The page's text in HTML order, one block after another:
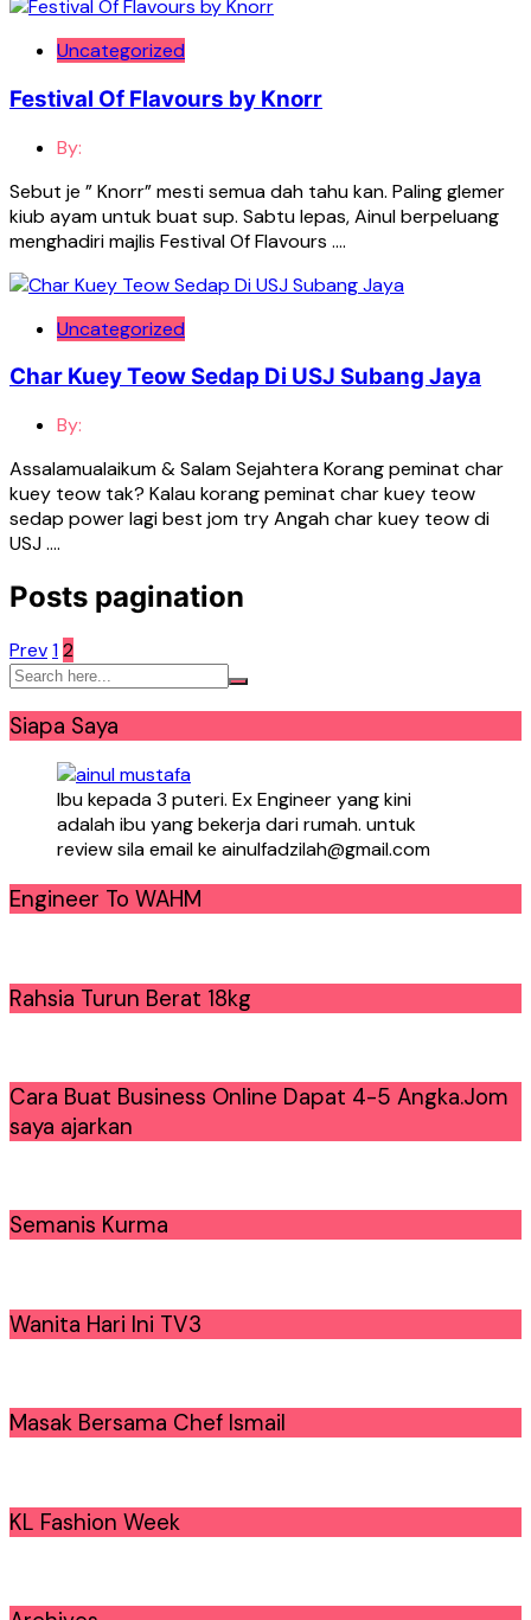
Uncategorized
Festival Of Flavours by Knorr
By:
Sebut je ” Knorr” mesti semua dah tahu kan. Paling glemer
kiub ayam untuk buat sup. Sabtu lepas, Ainul berpeluang
menghadiri majlis Festival Of Flavours ….
Uncategorized
Char Kuey Teow Sedap Di USJ Subang Jaya
By:
Assalamualaikum & Salam Sejahtera Korang peminat char
kuey teow tak? Kalau korang peminat char kuey teow
sedap power lagi best jom try Angah char kuey teow di
USJ ….
Posts pagination
Prev12
Siapa Saya
Ibu kepada 3 puteri. Ex Engineer yang kini
adalah ibu yang bekerja dari rumah. untuk
review sila email ke ainulfadzilah@gmail.com
Engineer To WAHM
Rahsia Turun Berat 18kg
Cara Buat Business Online Dapat 4-5 Angka.Jom
saya ajarkan
Semanis Kurma
Wanita Hari Ini TV3
Masak Bersama Chef Ismail
KL Fashion Week